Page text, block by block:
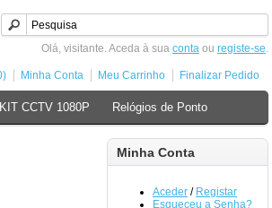
Olá, visitante. Aceda à sua conta ou registe-se.
Minha Conta Meu Carrinho Finalizar Pedido
KIT CCTV 1080P Relógios de Ponto
Minha Conta
Aceder / Registar
Esqueceu a Senha?